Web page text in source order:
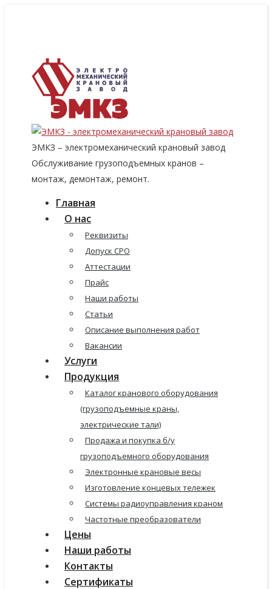
ЭМКЗ – электромеханический крановый завод
Обслуживание грузоподъемных кранов –
монтаж, демонтаж, ремонт.
Главная
О нас
Реквизиты
Допуск СРО
Аттестации
Прайс
Наши работы
Статьи
Описание выполнения работ
Вакансии
Услуги
Продукция
Каталог кранового оборудования
(грузоподъемные краны,
электрические тали)
Продажа и покупка б/у
грузоподъемного оборудования
Электронные крановые весы
Изготовление концевых тележек
Системы радиоуправления краном
Частотные преобразователи
Цены
Наши работы
Контакты
Сертификаты